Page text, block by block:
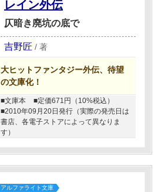
レイン外伝
仄暗き廃坑の底で
吉野匠 / 著
大ヒットファンタジー外伝、待望
の文庫化！
■文庫本
■定価671円（10%税込）
■2010年09月20日発行（実際の発売日は
書店、各電子ストアによって異なりま
す）
アルファライト文庫